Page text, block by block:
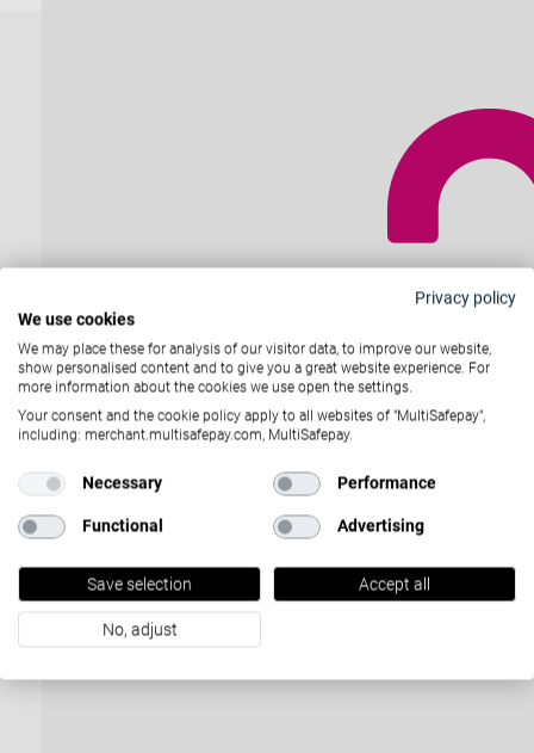
Privacy policy
We use cookies
We may place these for analysis of our visitor data, to improve our website,
show personalised content and to give you a great website experience. For
more information about the cookies we use open the settings.
Your consent and the cookie policy apply to all websites of "MultiSafepay",
including: merchant.multisafepay.com, MultiSafepay.
Necessary Performance
Functional Advertising
Save selection Accept all
No, adjust